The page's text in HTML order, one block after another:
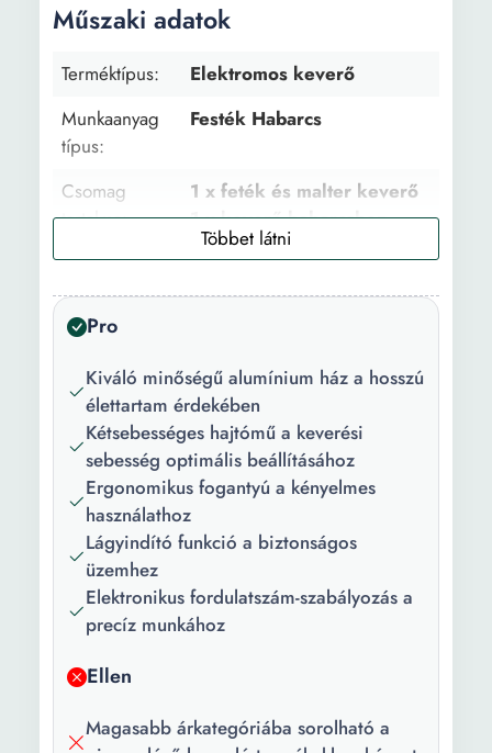
Műszaki adatok
Terméktípus:
Elektromos keverő
Munkaanyag
típus:
Festék Habarcs
Csomag
tartalma:
1 x feték és malter keverő
1 x keverő habarcshoz
Szín:
Sokszínű
Maximális
sebesség
(rpm):
780
Keverő
átmérője:
133 mm
Pro
Kiváló minőségű alumínium ház a hosszú
élettartam érdekében
Kétsebességes hajtómű a keverési
sebesség optimális beállításához
Ergonomikus fogantyú a kényelmes
használathoz
Lágyindító funkció a biztonságos
üzemhez
Elektronikus fordulatszám-szabályozás a
precíz munkához
Ellen
Magasabb árkategóriába sorolható a